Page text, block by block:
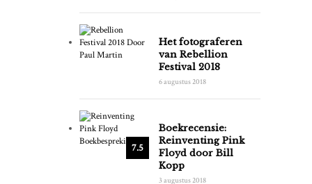
Het fotograferen
van Rebellion
Festival 2018
6 augustus 2018
7.5
Boekrecensie:
Reinventing Pink
Floyd door Bill
Kopp
3 augustus 2018